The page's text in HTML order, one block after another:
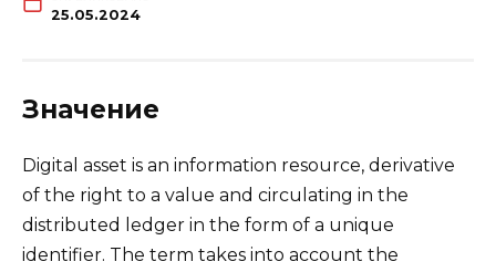
25.05.2024
Значение
Digital asset is an information resource, derivative
of the right to a value and circulating in the
distributed ledger in the form of a unique
identifier. The term takes into account the